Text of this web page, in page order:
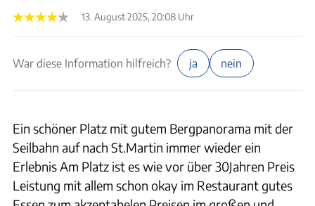
13. August 2025, 20:08 Uhr
War diese Information hilfreich? ja nein
Ein schöner Platz mit gutem Bergpanorama mit der
Seilbahn auf nach St.Martin immer wieder ein
Erlebnis Am Platz ist es wie vor über 30Jahren Preis
Leistung mit allem schon okay im Restaurant gutes